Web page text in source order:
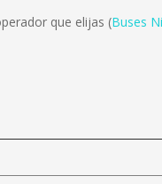
que elijas (Buses